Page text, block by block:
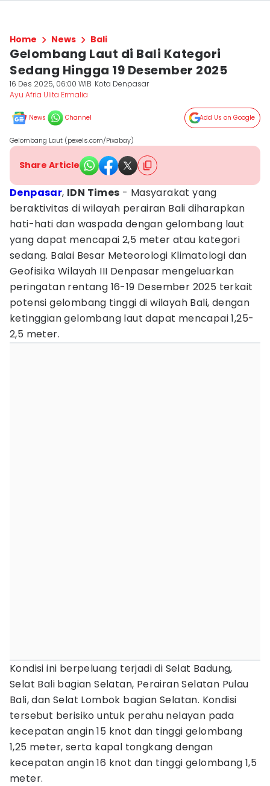
Home News Bali
Gelombang Laut di Bali Kategori
Sedang Hingga 19 Desember 2025
16 Des 2025, 06:00 WIB Kota Denpasar
Ayu Afria Ulita Ermalia
News Channel Add Us on Google
Gelombang Laut (pexels.com/Pixabay)
Share Article
Denpasar, IDN Times - Masyarakat yang
beraktivitas di wilayah perairan Bali diharapkan
hati-hati dan waspada dengan gelombang laut
yang dapat mencapai 2,5 meter atau kategori
sedang. Balai Besar Meteorologi Klimatologi dan
Geofisika Wilayah III Denpasar mengeluarkan
peringatan rentang 16-19 Desember 2025 terkait
potensi gelombang tinggi di wilayah Bali, dengan
ketinggian gelombang laut dapat mencapai 1,25-
2,5 meter.
Kondisi ini berpeluang terjadi di Selat Badung,
Selat Bali bagian Selatan, Perairan Selatan Pulau
Bali, dan Selat Lombok bagian Selatan. Kondisi
tersebut berisiko untuk perahu nelayan pada
kecepatan angin 15 knot dan tinggi gelombang
1,25 meter, serta kapal tongkang dengan
kecepatan angin 16 knot dan tinggi gelombang 1,5
meter.